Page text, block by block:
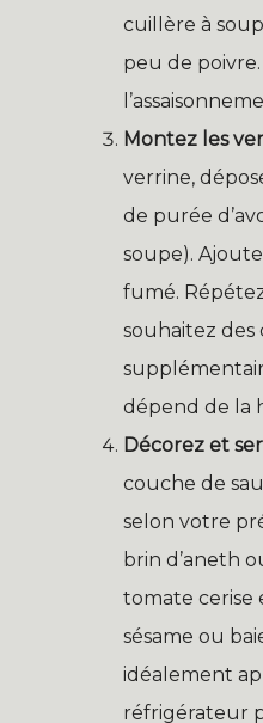
cuillère à
peu de
Montez les
verrine,
de purée
soupe).
fumé.
souhaitez des
dépend de la
Décorez et
couche de
selon votre
brin d’aneth
tomate cerise
sésame ou
idéalement
réfrigérateur